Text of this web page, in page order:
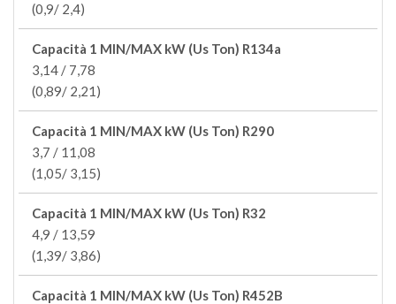
(0,9/ 2,4)
Capacità 1 MIN/MAX kW (Us Ton) R134a
3,14 / 7,78
(0,89/ 2,21)
Capacità 1 MIN/MAX kW (Us Ton) R290
3,7 / 11,08
(1,05/ 3,15)
Capacità 1 MIN/MAX kW (Us Ton) R32
4,9 / 13,59
(1,39/ 3,86)
Capacità 1 MIN/MAX kW (Us Ton) R452B